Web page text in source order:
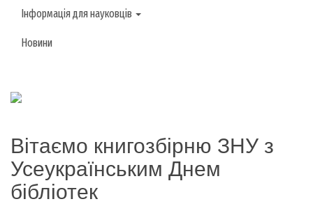
Інформація для науковців
Новини
Вітаємо книгозбірню ЗНУ з
Усеукраїнським Днем
бібліотек